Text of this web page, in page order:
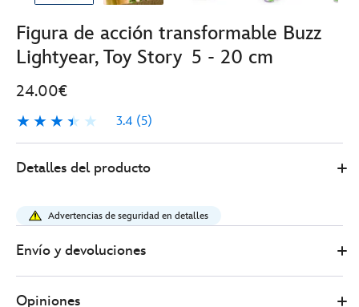
Figura de acción transformable Buzz
Lightyear, Toy Story 5 - 20 cm
24.00€
3.4 (5)
3.4
5
Store
24.00
accion-
transformable-
Detalles del producto
Advertencias de seguridad en detalles
Envío y devoluciones
Opiniones